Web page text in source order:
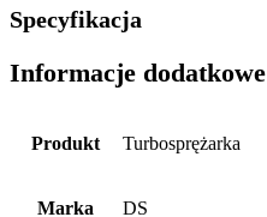
Specyfikacja
Informacje dodatkowe
Produkt Turbosprężarka
Marka DS